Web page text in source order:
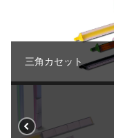
三角カセット